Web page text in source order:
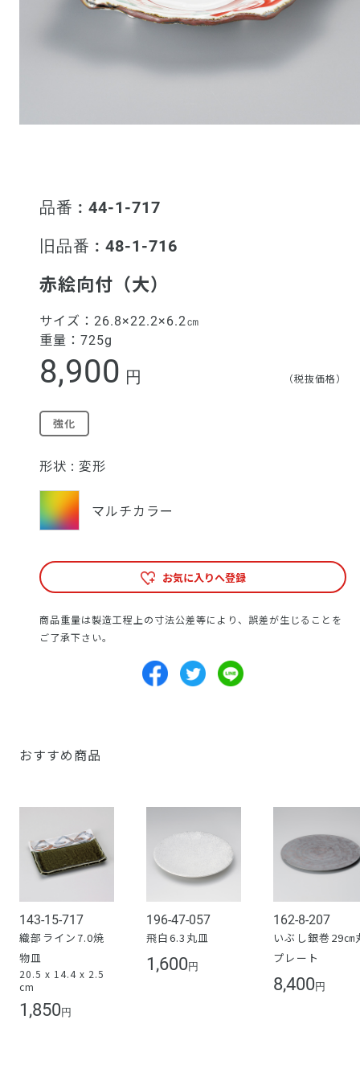
品番 : 44-1-717
旧品番 : 48-1-716
赤絵向付（大）
サイズ： 26.8×22.2×6.2㎝
重量： 725g
8,900 円 （税抜価格）
強化
形状 : 変形
マルチカラー
お気に入りへ登録
商品重量は製造工程上の寸法公差等により、誤差が生じることを
ご了承下さい。
おすすめ商品
143-15-717
織部ライン7.0焼
物皿
20.5 x 14.4 x 2.5
cm
1,850 円
196-47-057
飛白6.3丸皿
1,600 円
162-8-207
いぶし銀巻29㎝
プレート
8,400 円